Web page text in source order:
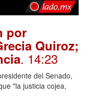
por
Quiroz;
. 14:23
del Senado,
"la justicia cojea,